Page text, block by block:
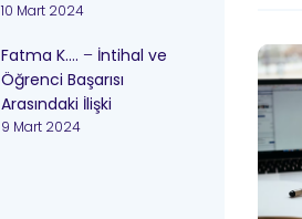
10 Mart 2024
Fatma K…. – İntihal ve
Öğrenci Başarısı
Arasındaki İlişki
9 Mart 2024